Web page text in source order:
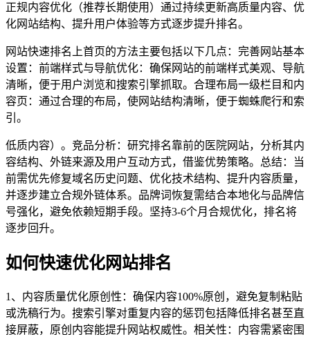
正规内容优化（推荐长期使用）通过持续更新高质量内容、优
化网站结构、提升用户体验等方式逐步提升排名。
网站快速排名上首页的方法主要包括以下几点：完善网站基本
设置：前端样式与导航优化：确保网站的前端样式美观、导航
清晰，便于用户浏览和搜索引擎抓取。合理布局一级栏目和内
容页：通过合理的布局，使网站结构清晰，便于蜘蛛爬行和索
引。
低质内容）。竞品分析：研究排名靠前的医院网站，分析其内
容结构、外链来源及用户互动方式，借鉴优势策略。总结：当
前需优先修复域名历史问题、优化技术结构、提升内容质量，
并逐步建立合规外链体系。品牌词恢复需结合本地化与品牌信
号强化，避免依赖短期手段。坚持3-6个月合规优化，排名将
逐步回升。
如何快速优化网站排名
1、内容质量优化原创性：确保内容100%原创，避免复制粘贴
或洗稿行为。搜索引擎对重复内容的惩罚包括降低排名甚至直
接屏蔽，原创内容能提升网站权威性。相关性：内容需紧密围